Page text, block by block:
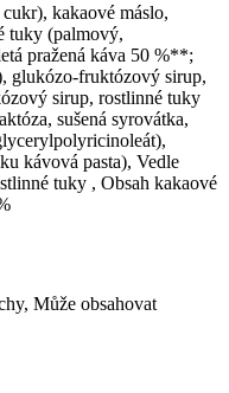
kakaové máslo,
tuky (palmový,
pražená káva 50 %**;
glukózo-fruktózový sirup,
sirup, rostlinné tuky
sušená syrovátka,
kávová pasta), Vedle
tuky , Obsah kakaové
Může obsahovat